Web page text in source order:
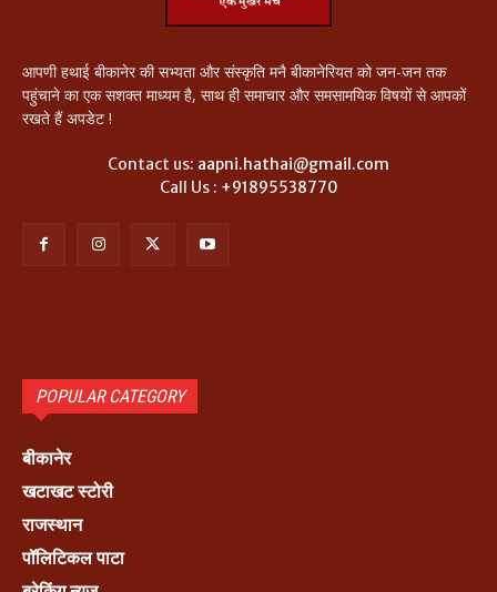
आपणी हथाई बीकानेर की सभ्यता और संस्कृति मनै बीकानेरियत को जन-जन तक
पहुंचाने का एक सशक्त माध्यम है, साथ ही समाचार और समसामयिक विषयों से आपकों
रखते हैं अपडेट !
Contact us: aapni.hathai@gmail.com
Call Us : +91895538770
POPULAR CATEGORY
बीकानेर
खटाखट स्टोरी
राजस्थान
पॉलिटिकल पाटा